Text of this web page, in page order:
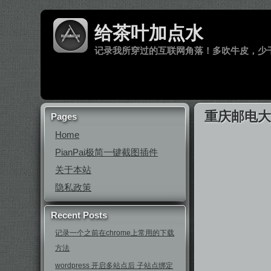
给茶叶加点水
记录我所穿过的互联网角落！多吹牛皮，少
Pages
Home
PianPai极简一键截图插件
关于本站
隐私政策
Recent Posts
记录一个之前在chrome上常用的下载
方法
wordpress 开启多站点后 子站点绑定
重庆邮电